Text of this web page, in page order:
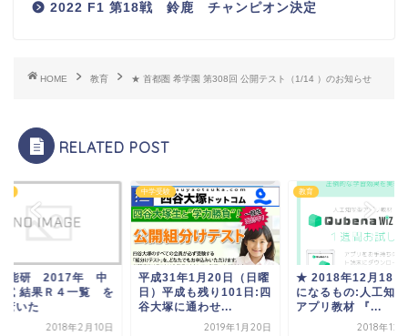
2022 F1 第18戦 鈴鹿 チャンピオン決定
HOME 教育 ★ 首都圏 希学園 第308回 公開テスト（1/14 ）のお知らせ
RELATED POST
能研 2017年 中
試 結果Ｒ４一覧 を
驚いた
2018年2月10日
中学受験
平成31年1月20日（日曜
日）平成も残り101日:四
谷大塚に通わせ...
2019年1月20日
教育
★ 2018年12月18日
になるもの:人工知
アプリ教材 『...
2018年12